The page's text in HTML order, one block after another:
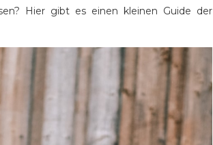
Hier gibt es einen kleinen Guide der